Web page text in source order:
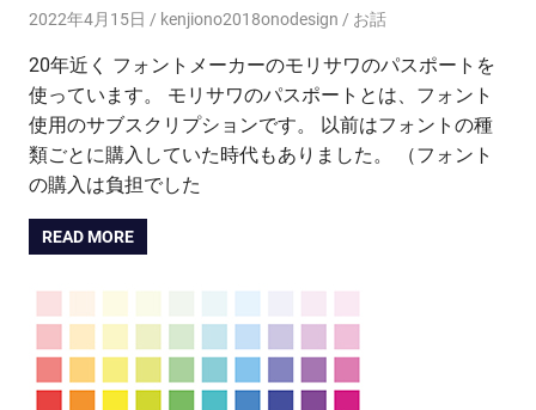
2022年4月15日 kenjiono2018onodesign お話
20年近く フォントメーカーのモリサワのパスポートを
使っています。 モリサワのパスポートとは、フォント
使用のサブスクリプションです。 以前はフォントの種
類ごとに購入していた時代もありました。 （フォント
の購入は負担でした
READ MORE